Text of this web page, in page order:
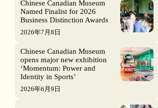
Chinese Canadian Museum
Named Finalist for 2026
Business Distinction Awards
2026年7月8日
Chinese Canadian Museum
opens major new exhibition
‘Momentum: Power and
Identity in Sports’
2026年6月9日